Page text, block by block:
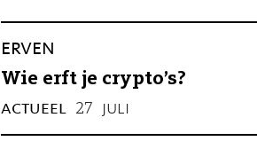
erven
Wie erft je crypto’s?
actueel 27 juli